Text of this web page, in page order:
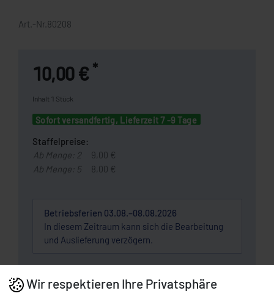
Art.-Nr. 80208
10,00 € *
Inhalt 1 Stück
Sofort versandfertig, Lieferzeit 7 -9 Tage
Staffelpreise:
Ab Menge: 2
9,00 €
Ab Menge: 5
8,00 €
Betriebsferien 03.08.–08.08.2026
In diesem Zeitraum kann sich die Bearbeitung
und Auslieferung verzögern.
Wir respektieren Ihre Privatsphäre